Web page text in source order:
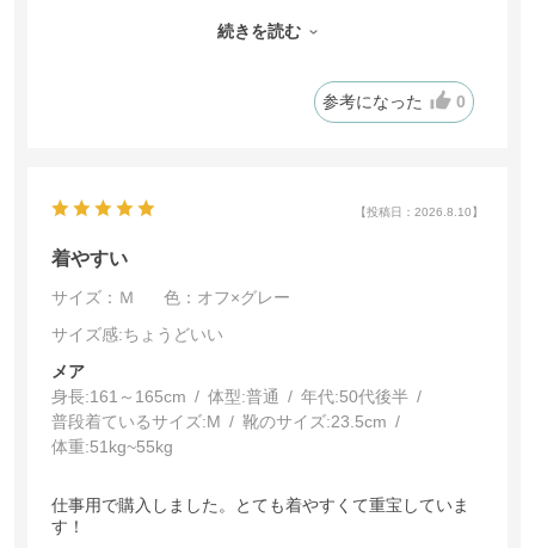
にピッタリなブラウスです。
続きを読む
参考になった 0
【投稿日：2026.8.10】
着やすい
サイズ：Ｍ
色：オフ×グレー
サイズ感:ちょうどいい
メア
身長:161～165cm 体型:普通 年代:50代後半
普段着ているサイズ:M 靴のサイズ:23.5cm
体重:51kg~55kg
仕事用で購入しました。とても着やすくて重宝していま
す！